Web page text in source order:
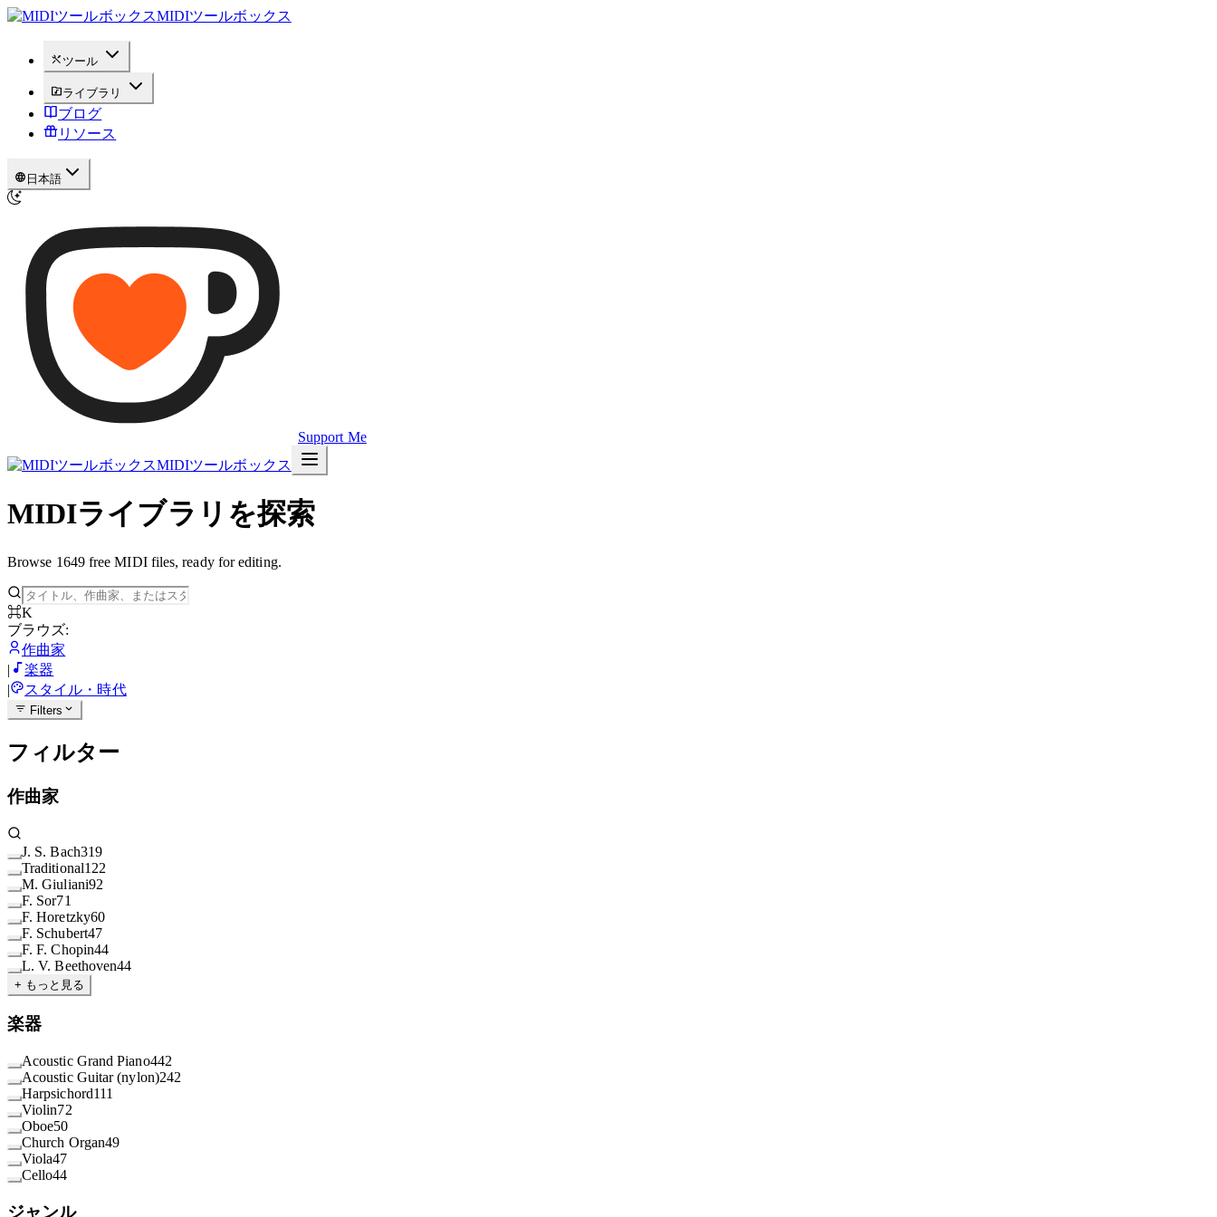
MIDIツールボックス
ツール
ライブラリ
ブログ
リソース
日本語
Support Me
MIDIツールボックス
MIDIライブラリを探索
Browse 1649 free MIDI files, ready for editing.
⌘K
ブラウズ:
作曲家
|
楽器
|
スタイル・時代
Filters
フィルター
作曲家
J. S. Bach319
Traditional122
M. Giuliani92
F. Sor71
F. Horetzky60
F. Schubert47
F. F. Chopin44
L. V. Beethoven44
+ もっと見る
楽器
Acoustic Grand Piano442
Acoustic Guitar (nylon)242
Harpsichord111
Violin72
Oboe50
Church Organ49
Viola47
Cello44
ジャンル